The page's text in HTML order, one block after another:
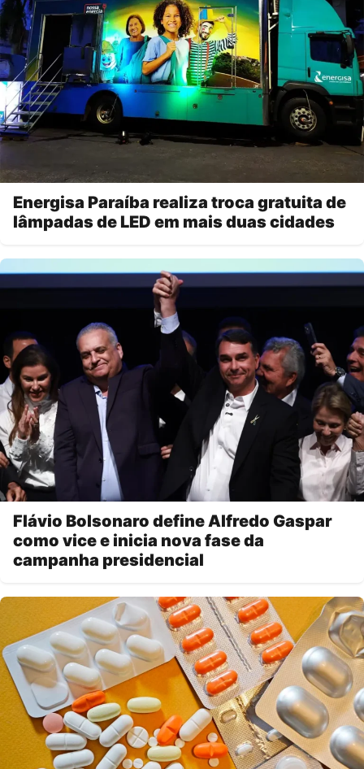
Energisa Paraíba realiza troca gratuita de
lâmpadas de LED em mais duas cidades
Flávio Bolsonaro define Alfredo Gaspar
como vice e inicia nova fase da
campanha presidencial